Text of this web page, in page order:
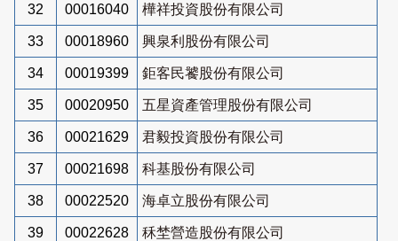
32 00016040 樺祥投資股份有限公司
33 00018960 興泉利股份有限公司
34 00019399 鉅客民饕股份有限公司
35 00020950 五星資產管理股份有限公司
36 00021629 君毅投資股份有限公司
37 00021698 科基股份有限公司
38 00022520 海卓立股份有限公司
39 00022628 秝埜營造股份有限公司